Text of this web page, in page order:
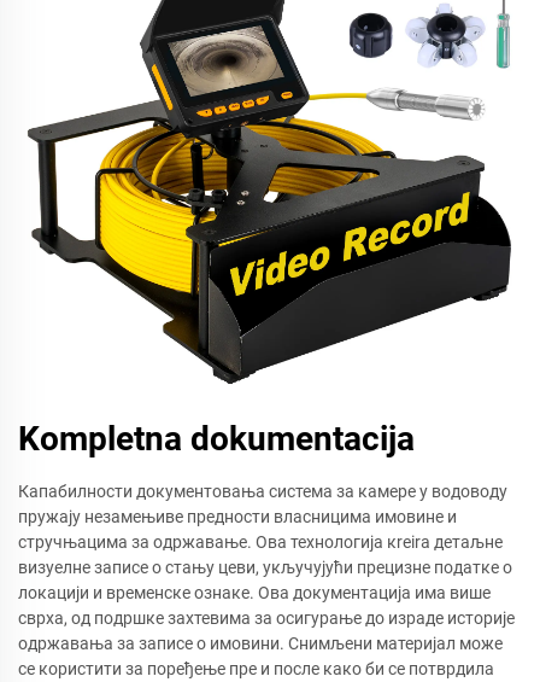
Kompletna dokumentacija
Капабилности документовања система за камере у водоводу
пружају незамењиве предности власницима имовине и
стручњацима за одржавање. Ова технологија кreira детаљне
визуелне записе о стању цеви, укључујући прецизне податке о
локацији и временске ознаке. Ова документација има више
сврха, од подршке захтевима за осигурање до израде историје
одржавања за записе о имовини. Снимљени материјал може
се користити за поређење пре и после како би се потврдила